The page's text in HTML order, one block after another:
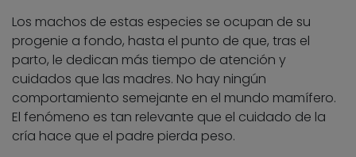
Los machos de estas especies se ocupan de su
progenie a fondo, hasta el punto de que, tras el
parto, le dedican más tiempo de atención y
cuidados que las madres. No hay ningún
comportamiento semejante en el mundo mamífero.
El fenómeno es tan relevante que el cuidado de la
cría hace que el padre pierda peso.